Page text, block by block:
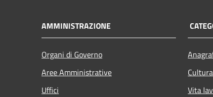
AMMINISTRAZIONE
Organi di Governo
Aree Amministrative
Uffici
Vita